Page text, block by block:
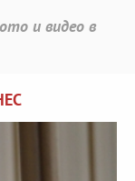
и видео в